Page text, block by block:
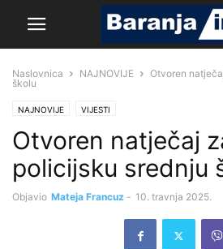
Naslovnica NAJNOVIJE
Otvoren
školu
NAJNOVIJE VIJESTI
Otvoren natječaj
policijsku srednju
Objavio Mateja Francuz - 10. travnja 2025.